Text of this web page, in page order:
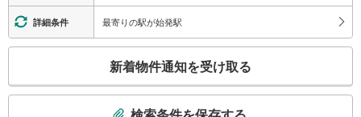
詳細条件 最寄りの駅が始発駅
検
新着物件通知を受け取る